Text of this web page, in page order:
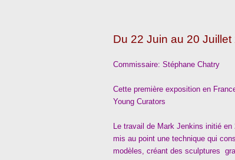
Du 22 Juin au 20 Juillet
Commissaire: Stéphane Chatry
Cette première exposition en
Young Curators
Le travail de Mark Jenkins initié en
mis au point une technique qui
modèles, créant des sculptures